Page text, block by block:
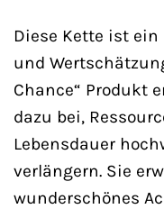
Diese Kette ist
und
Chance“ Produkt
dazu bei,
Lebensdauer
verlängern. Sie
wunderschönes